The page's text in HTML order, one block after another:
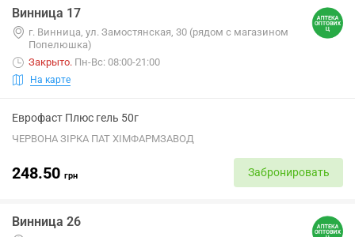
Винница 17
г. Винница, ул. Замостянская, 30 (рядом с магазином
Попелюшка)
Закрыто. Пн-Вс: 08:00-21:00
На карте
Еврофаст Плюс гель 50г
ЧЕРВОНА ЗІРКА ПАТ ХІМФАРМЗАВОД
248.50 грн Забронировать
Винница 26